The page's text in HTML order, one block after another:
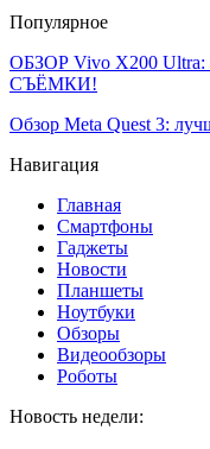
Популярное
ОБЗОР Vivo X200
СЪЁМКИ!
Обзор Meta Quest 3:
Навигация
Главная
Смартфоны
Гаджеты
Новости
Планшеты
Ноутбуки
Обзоры
Видеообзоры
Роботы
Новость недели: